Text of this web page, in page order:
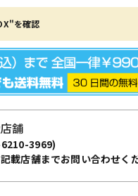
を確認
舗
3969)
店舗までお問い合わせくだ